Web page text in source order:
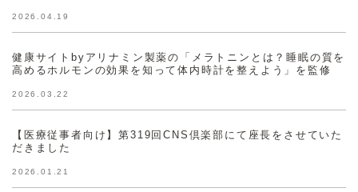
2026.04.19
健康サイトbyアリナミン製薬の「メラトニンとは？睡眠の質を
高めるホルモンの効果を知って体内時計を整えよう」を監修
2026.03.22
【医療従事者向け】第319回CNS倶楽部にて座長をさせていた
だきました
2026.01.21